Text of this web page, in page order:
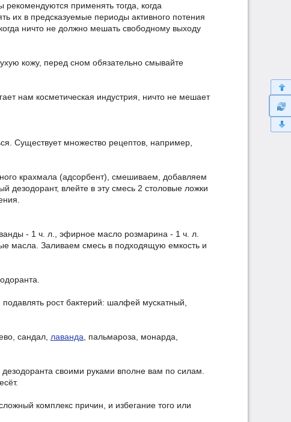
рекомендуются применять тогда, когда
их в предсказуемые периоды активного потения
ничто не должно мешать свободному выходу
кожу, перед сном обязательно смывайте
нам косметическая индустрия, ничто не мешает
Существует множество рецептов, например,
крахмала (адсорбент), смешиваем, добавляем
дезодорант, влейте в эту смесь 2 столовые ложки
- 1 ч. л., эфирное масло розмарина - 1 ч. л.
масла. Заливаем смесь в подходящую емкость и
рост бактерий: шалфей мускатный,
сандал, лаванда , пальмароза, монарда,
своими руками вполне вам по силам.
комплекс причин, и избегание того или